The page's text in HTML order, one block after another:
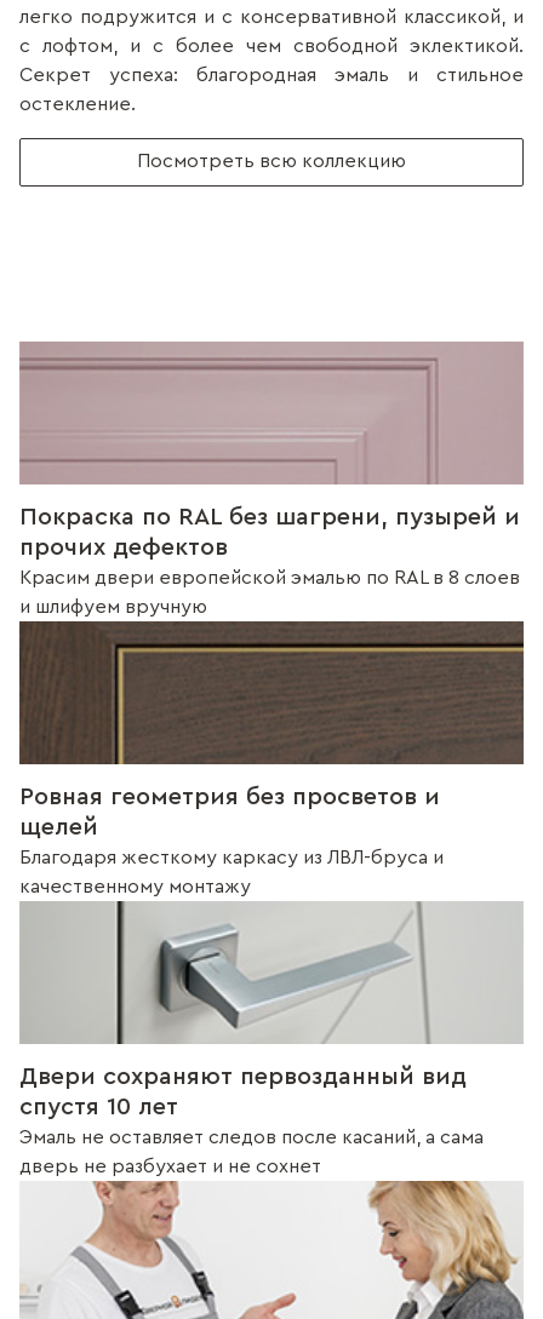
легко подружится и с консервативной классикой, и
с лофтом, и с более чем свободной эклектикой.
Секрет успеха: благородная эмаль и стильное
остекление.
Посмотреть всю коллекцию
Покраска по RAL без шагрени, пузырей и
прочих дефектов
Красим двери европейской эмалью по RAL в 8 слоев
и шлифуем вручную
Ровная геометрия без просветов и
щелей
Благодаря жесткому каркасу из ЛВЛ-бруса и
качественному монтажу
Двери сохраняют первозданный вид
спустя 10 лет
Эмаль не оставляет следов после касаний, а сама
дверь не разбухает и не сохнет